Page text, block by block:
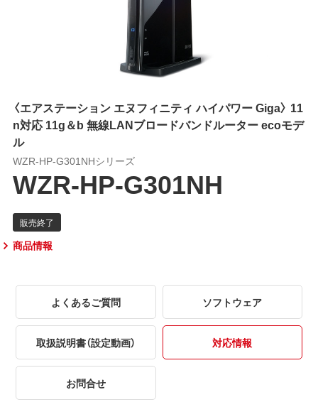
〈エアステーション エヌフィニティ ハイパワー Giga〉 11
n対応 11g＆b 無線LANブロードバンドルーター ecoモデ
ル
WZR-HP-G301NHシリーズ
WZR-HP-G301NH
商品情報
よくあるご質問 ソフトウェア
取扱説明書（設定動画） 対応情報
お問合せ